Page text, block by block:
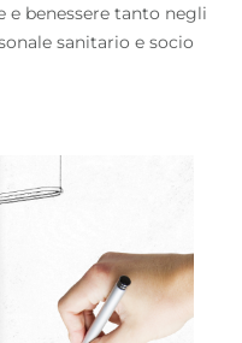
e benessere tanto negli
sanitario e socio